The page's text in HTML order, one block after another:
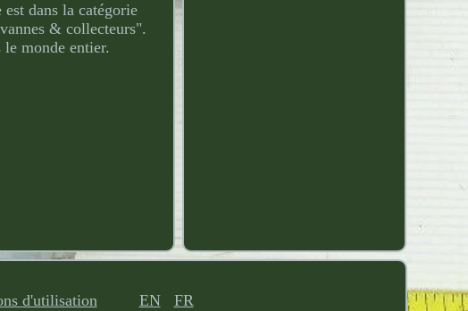
dans la catégorie
& collecteurs".
monde entier.
d'utilisation EN FR